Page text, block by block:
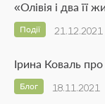
«Олівія і два її
21.12.2021
Події
Ірина Коваль
18.11.2021
Блог